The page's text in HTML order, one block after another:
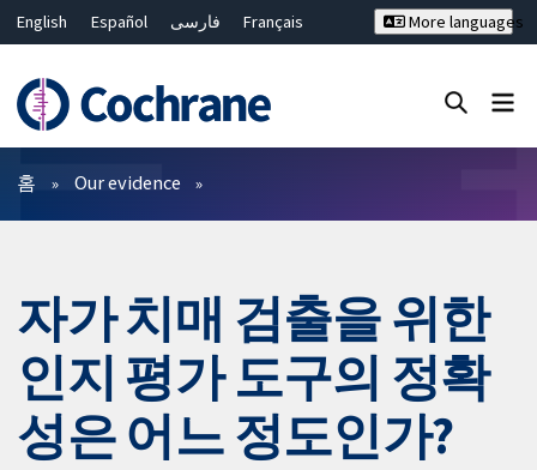
English Español فارسی
Français
Bahasa Malaysia
ไทย
繁體中文
简体中文
More languages
필터
홈 Our evidence
자가 치매 검출을 위한
인지 평가 도구의 정확
성은 어느 정도인가?